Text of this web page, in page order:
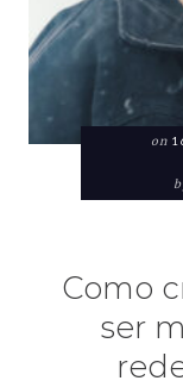
on
Como
ser